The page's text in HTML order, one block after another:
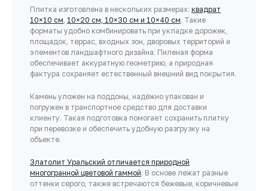
Плитка изготовлена в нескольких размерах: квадрат
10×10 см 10×20 см, 10×30 см и 10×40 см. Такие
форматы удобно комбинировать при укладке дорожек,
площадок, террас, входных зон, дворовых территорий и
элементов ландшафтного дизайна. Пиленая форма
обеспечивает аккуратную геометрию, а природная
фактура сохраняет естественный внешний вид покрытия.
Камень уложен на поддоны, надёжно упакован и
погружен в транспортное средство для доставки
клиенту. Такая подготовка помогает сохранить плитку
при перевозке и обеспечить удобную разгрузку на
объекте.
Златолит Уральский отличается природной
многогранной цветовой гаммой. В основе лежат разные
оттенки серого, также встречаются бежевые, коричневые